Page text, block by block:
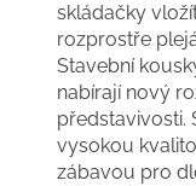
skládačky
rozprostře
Stavební
nabírají nový
představivosti.
vysokou
zábavou pro